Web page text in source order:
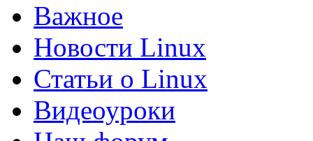
Важное
Новости Linux
Статьи о Linux
Видеоуроки